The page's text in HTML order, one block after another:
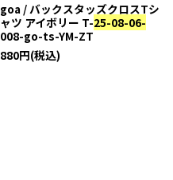
goa / バックスタッズクロスTシ
ャツ アイボリー T-25-08-06-
008-go-ts-YM-ZT
880円(税込)